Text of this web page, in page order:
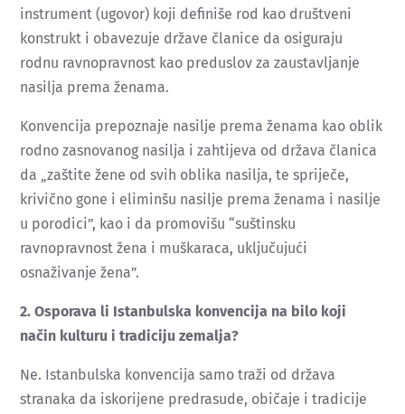
instrument (ugovor) koji definiše rod kao društveni
konstrukt i obavezuje države članice da osiguraju
rodnu ravnopravnost kao preduslov za zaustavljanje
nasilja prema ženama.
Konvencija prepoznaje nasilje prema ženama kao oblik
rodno zasnovanog nasilja i zahtijeva od država članica
da „zaštite žene od svih oblika nasilja, te spriječe,
krivično gone i eliminšu nasilje prema ženama i nasilje
u porodici”, kao i da promovišu “suštinsku
ravnopravnost žena i muškaraca, uključujući
osnaživanje žena”.
2. Osporava li Istanbulska konvencija na bilo koji
način kulturu i tradiciju zemalja?
Ne. Istanbulska konvencija samo traži od država
stranaka da iskorijene predrasude, običaje i tradicije